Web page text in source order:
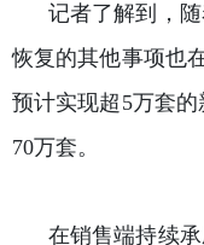
记者了解到，
恢复的其他事项也
预计实现超5万套
70万套。
在销售端持续